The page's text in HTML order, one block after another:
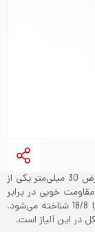
تسمه استیل 304 یا 1.4301 با ضخامت 10 میلیمتر و عرض 30 میلی‌متر یکی از
مقاطع پرکاربرد در صنعت می‌باشد. تسمه استیل 304 مقاومت خوبی در برابر
خوردگی دارد. استیل 304 در بازار به نام استیل نگیر یا 18/8 شناخته می‌شود.